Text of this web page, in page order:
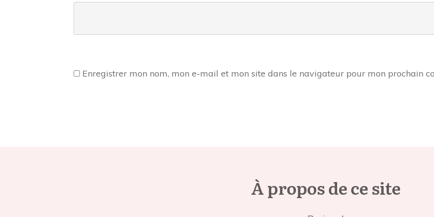
Enregistrer mon nom, mon e-mail et mon site dans le navigateur pour mon prochain
À propos de ce site